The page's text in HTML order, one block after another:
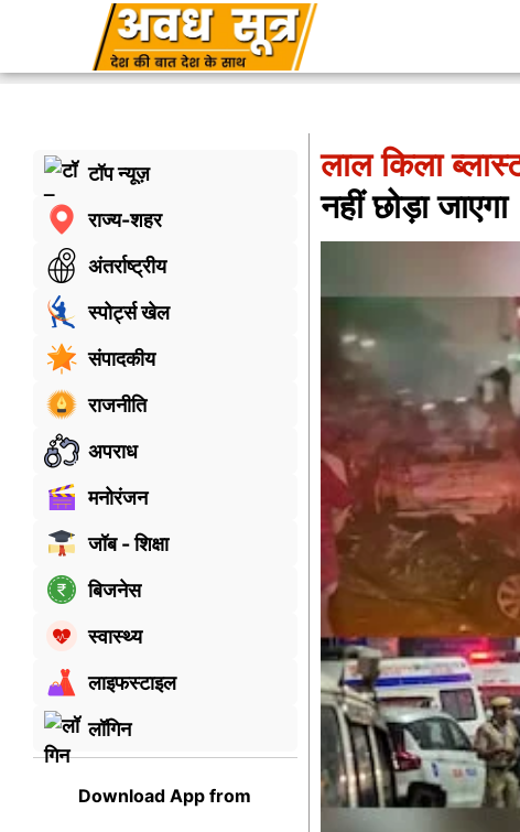
टॉप न्यूज़
राज्य-शहर
अंतर्राष्ट्रीय
स्पोर्ट्स खेल
संपादकीय
राजनीति
अपराध
मनोरंजन
जॉब - शिक्षा
बिजनेस
स्वास्थ्य
लाइफस्टाइल
लॉगिन
Download App from
लाल किला
नहीं छोड़ा जाएगा